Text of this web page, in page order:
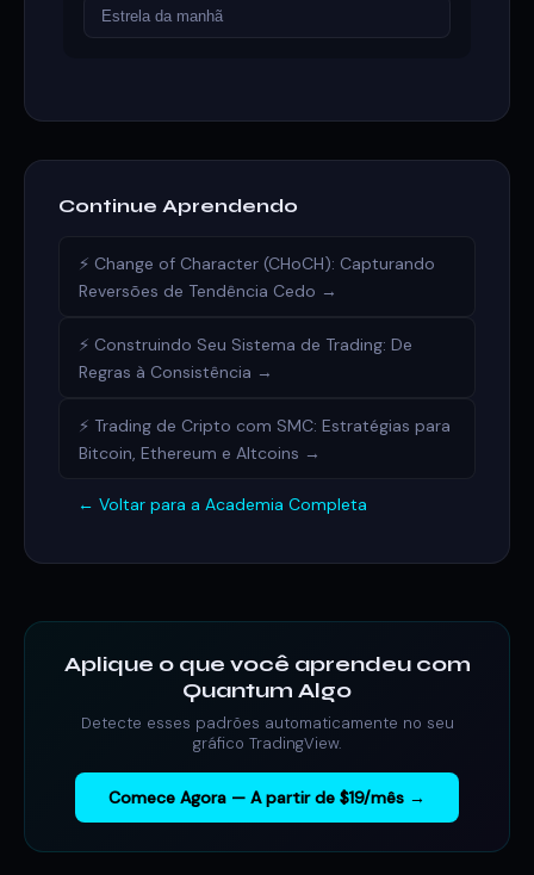
Estrela da manhã
Continue Aprendendo
⚡ Change of Character (CHoCH): Capturando
Reversões de Tendência Cedo →
⚡ Construindo Seu Sistema de Trading: De
Regras à Consistência →
⚡ Trading de Cripto com SMC: Estratégias para
Bitcoin, Ethereum e Altcoins →
← Voltar para a Academia Completa
Aplique o que você aprendeu com
Quantum Algo
Detecte esses padrões automaticamente no seu
gráfico TradingView.
Comece Agora — A partir de $19/mês →